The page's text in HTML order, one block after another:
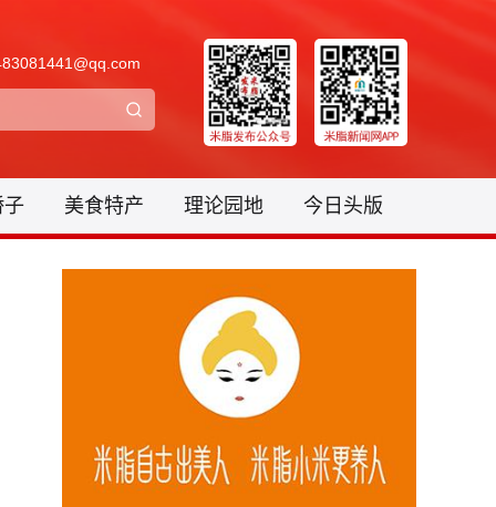
子 美食特产 理论园地 今日头版